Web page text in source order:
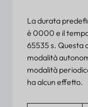
La durata
è 0000 e il
65535 s. Questa
modalità
modalità
ha alcun effetto.